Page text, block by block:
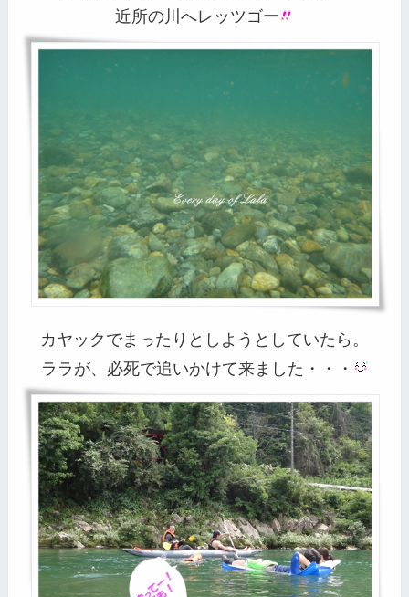
近所の川へレッツゴー
カヤックでまったりとしようとしていたら。
ララが、必死で追いかけて来ました・・・